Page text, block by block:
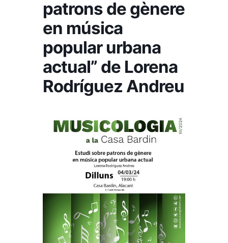
patrons de gènere
en música
popular urbana
actual” de Lorena
Rodríguez Andreu